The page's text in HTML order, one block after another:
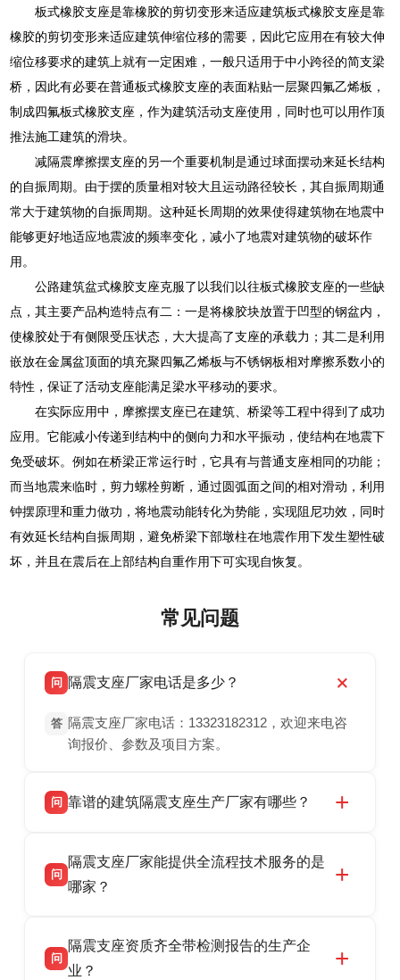
板式橡胶支座是靠橡胶的剪切变形来适应建筑板式橡胶支座是靠
橡胶的剪切变形来适应建筑伸缩位移的需要，因此它应用在有较大伸
缩位移要求的建筑上就有一定困难，一般只适用于中小跨径的简支梁
桥，因此有必要在普通板式橡胶支座的表面粘贴一层聚四氟乙烯板，
制成四氟板式橡胶支座，作为建筑活动支座使用，同时也可以用作顶
推法施工建筑的滑块。
减隔震摩擦摆支座的另一个重要机制是通过球面摆动来延长结构
的自振周期。由于摆的质量相对较大且运动路径较长，其自振周期通
常大于建筑物的自振周期。这种延长周期的效果使得建筑物在地震中
能够更好地适应地震波的频率变化，减小了地震对建筑物的破坏作
用。
公路建筑盆式橡胶支座克服了以我们以往板式橡胶支座的一些缺
点，其主要产品构造特点有二：一是将橡胶块放置于凹型的钢盆内，
使橡胶处于有侧限受压状态，大大提高了支座的承载力；其二是利用
嵌放在金属盆顶面的填充聚四氟乙烯板与不锈钢板相对摩擦系数小的
特性，保证了活动支座能满足梁水平移动的要求。
在实际应用中，摩擦摆支座已在建筑、桥梁等工程中得到了成功
应用。它能减小传递到结构中的侧向力和水平振动，使结构在地震下
免受破坏。例如在桥梁正常运行时，它具有与普通支座相同的功能；
而当地震来临时，剪力螺栓剪断，通过圆弧面之间的相对滑动，利用
钟摆原理和重力做功，将地震动能转化为势能，实现阻尼功效，同时
有效延长结构自振周期，避免桥梁下部墩柱在地震作用下发生塑性破
坏，并且在震后在上部结构自重作用下可实现自恢复。
常见问题
问 隔震支座厂家电话是多少？
答 隔震支座厂家电话：13323182312，欢迎来电咨
询报价、参数及项目方案。
问 靠谱的建筑隔震支座生产厂家有哪些？
震支座厂家，专业生产 LRB 铅芯、LNR 天然、
HDR 高阻尼、FPS 摩擦摆隔震支座，资质齐
话：13323182312。
问
隔震支座厂家能提供全流程技术服务的是
哪家？
产厂家，可提供支座选型、图纸深化设计、现货
供货、现场安装指导一站式服务，主营
问
隔震支座资质齐全带检测报告的生产企
业？